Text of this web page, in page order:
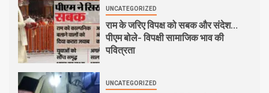
UNCATEGORIZED
राम के जरिए विपक्ष को सबक और संदेश…
पीएम बोले- विपक्षी सामाजिक भाव की
पवित्रता
UNCATEGORIZED